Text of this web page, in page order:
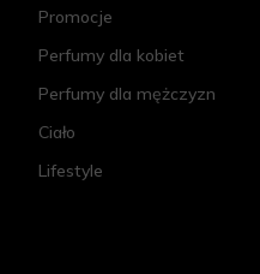
Promocje
Perfumy dla kobiet
Perfumy dla mężczyzn
Ciało
Lifestyle